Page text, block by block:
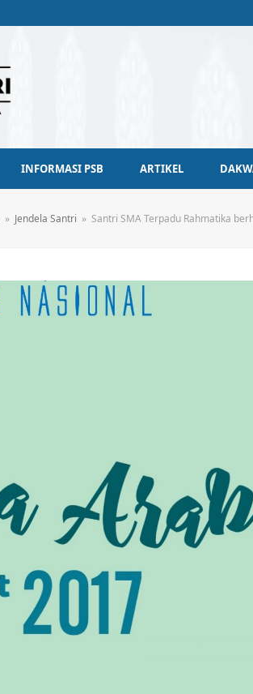
INFORMASI PSB ARTIKEL
» Jendela Santri » Santri SMA Terpadu Rahmatika